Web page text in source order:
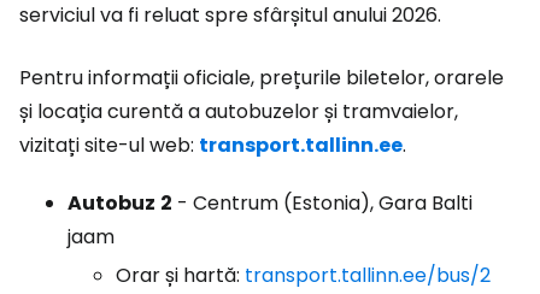
serviciul va fi reluat spre sfârșitul anului 2026.
Pentru informații oficiale, prețurile biletelor, orarele
și locația curentă a autobuzelor și tramvaielor,
vizitați site-ul web: transport.tallinn.ee.
Autobuz 2 - Centrum (Estonia), Gara Balti
jaam
Orar și hartă: transport.tallinn.ee/bus/2